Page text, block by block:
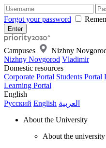
Forgot your password
Campuses
Nizhny
Nizhny Novgorod Vladimir
Domestic resources
Corporate Portal Students Portal
Learning Portal
English
Русский English العربية
About the University
About the university